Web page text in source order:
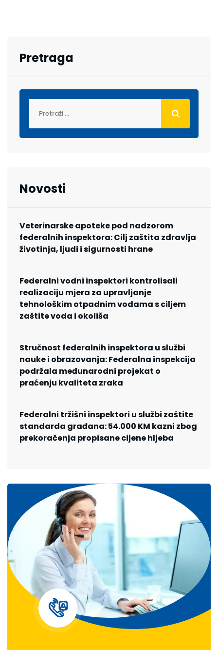
Pretraga
Novosti
Veterinarske apoteke pod nadzorom
federalnih inspektora: Cilj zaštita zdravlja
životinja, ljudi i sigurnosti hrane
Federalni vodni inspektori kontrolisali
realizaciju mjera za upravljanje
tehnološkim otpadnim vodama s ciljem
zaštite voda i okoliša
Stručnost federalnih inspektora u službi
nauke i obrazovanja: Federalna inspekcija
podržala međunarodni projekat o
praćenju kvaliteta zraka
Federalni tržišni inspektori u službi zaštite
standarda građana: 54.000 KM kazni zbog
prekoračenja propisane cijene hljeba